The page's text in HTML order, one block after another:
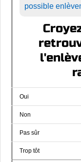
possible
Oui
Non
Pas sûr
Trop tôt